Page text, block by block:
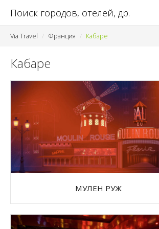
Via Travel Франция Кабаре
Кабаре
МУЛЕН РУЖ